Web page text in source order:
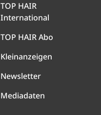
TOP HAIR
International
TOP HAIR Abo
Kleinanzeigen
Newsletter
Mediadaten